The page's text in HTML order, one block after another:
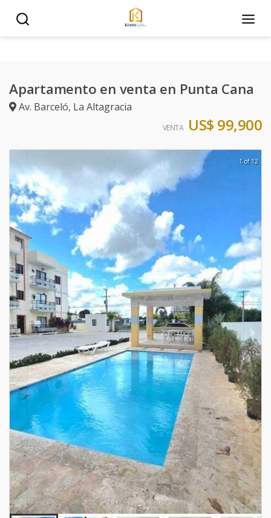
Apartamento en venta en Punta Cana
Av. Barceló, La Altagracia
VENTA US$ 99,900
1 of 12